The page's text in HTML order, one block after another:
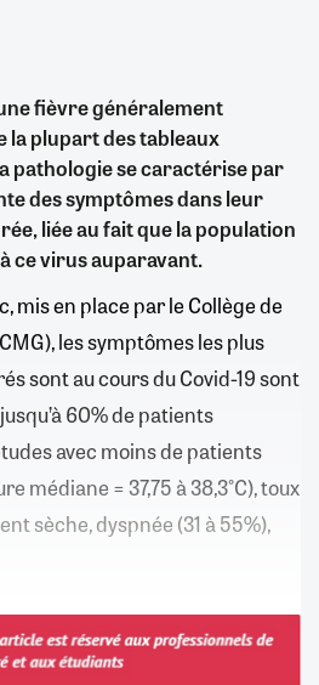
fièvre généralement
la plupart des tableaux
pathologie se caractérise par
des symptômes dans leur
liée au fait que la population
ce virus auparavant.
mis en place par le Collège de
les symptômes les plus
sont au cours du Covid-19 sont
60% de patients
avec moins de patients
médiane = 37,75 à 38,3°C), toux
sèche, dyspnée (31 à 55%),